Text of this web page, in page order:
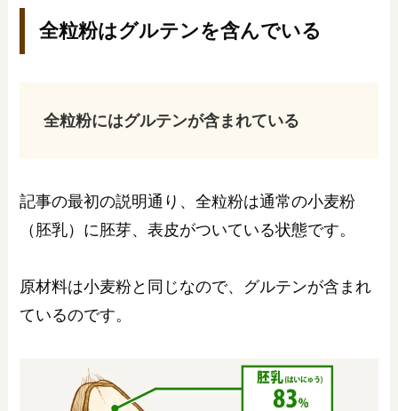
全粒粉はグルテンを含んでいる
全粒粉にはグルテンが含まれている
記事の最初の説明通り、全粒粉は通常の小麦粉
（胚乳）に胚芽、表皮がついている状態です。
原材料は小麦粉と同じなので、グルテンが含まれ
ているのです。